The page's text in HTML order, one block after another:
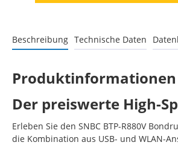
Beschreibung Technische Daten
Produktinformationen
Der preiswerte High-
Erleben Sie den SNBC BTP-R880V
die Kombination aus USB- und WLAN-